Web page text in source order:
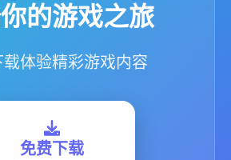
的游戏之旅
载体验精彩游戏内容
免费下载